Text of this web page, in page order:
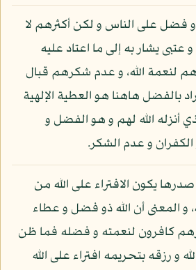
فضل على الناس و لكن أكثرهم لا
يشار به إلى ما اعتاد عليه
لنعمة الله، و عدم شكرهم قبال
بالفضل هاهنا هو العطية الإلهية
أنزله الله لهم و هو الفضل و
و عدم الشكر.
يكون الافتراء على الله من
و المعنى أن الله ذو فضل و عطاء
كافرون لنعمته و فضله فما ظن
و رزقه بتحريمه افتراء على الله